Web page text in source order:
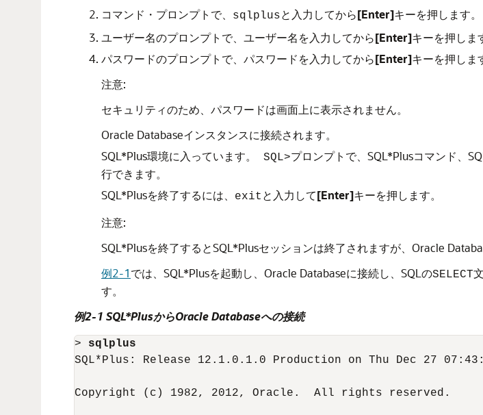
コマンド・プロンプトで、
sqlplusと入力してから[Enter]キーを押します。
ユーザー名のプロンプトで、ユーザー名を入力してから[Enter]キーを押しま
パスワードのプロンプトで、パスワードを入力してから[Enter]キーを押しま
注意:
セキュリティのため、パスワードは画面上に表示されません。
Oracle Databaseインスタンスに接続されます。
SQL*Plus環境に入っています。
SQL>プロンプトで、SQL*Plusコマンド、
行できます。
SQL*Plusを終了するには、
exit と入力して[Enter]キーを押します。
注意:
SQL*Plusを終了するとSQL*Plusセッションは終了されますが、Oracle
例2-1では、SQL*Plusを起動し、Oracle Databaseに接続し、SQLのSELECT
す。
例2-1 SQL*PlusからOracle Databaseへの接続
> sqlplus
SQL*Plus: Release 12.1.0.1.0 Production on Thu Dec 27
Copyright (c) 1982, 2012, Oracle.  All rights reserved.